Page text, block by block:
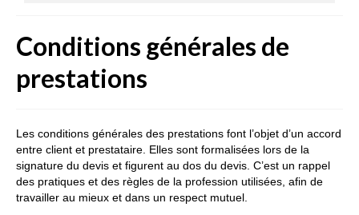
FORMATIONS
FORMATIONS DU POINT DE VENTE
FORMATIONS RH
FORMATIONS DE FORMATEURS
Conditions générales de
prestations
Les conditions générales des prestations font l’objet d’un accord
entre client et prestataire. Elles sont formalisées lors de la
signature du devis et figurent au dos du devis. C’est un rappel
des pratiques et des règles de la profession utilisées, afin de
travailler au mieux et dans un respect mutuel.